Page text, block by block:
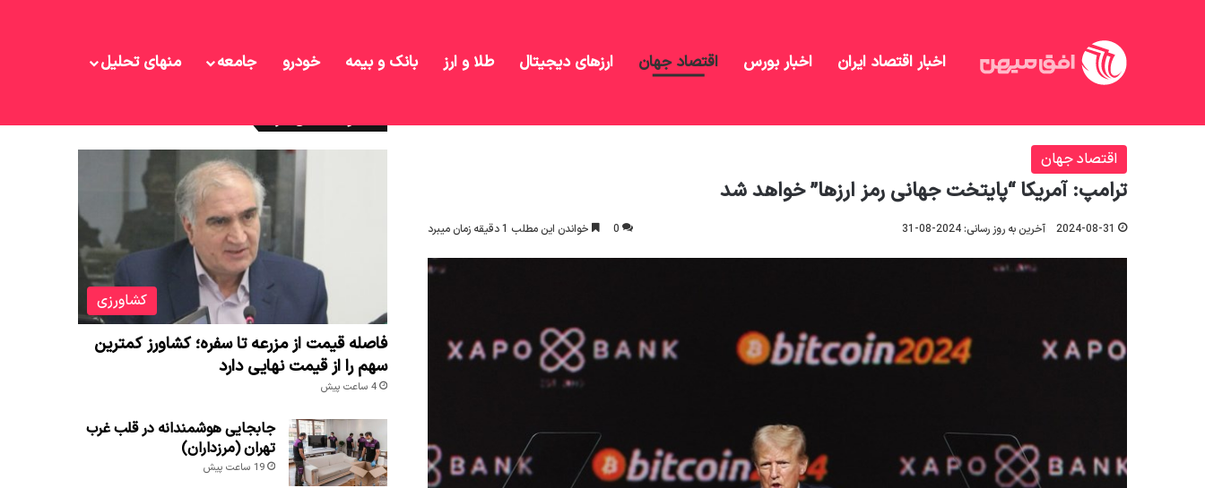
اخبار اقتصاد ایران اخبار بورس اقتصاد جهان ارزهای دیجیتال طلا و ارز بانک و بیمه خودرو جامعه منهای تحلیل
اقتصاد جهان
ترامپ: آمریکا “پایتخت جهانی رمز ارزها” خواهد شد
2024-08-31 آخرین به روز رسانی: 2024-08-31 0 خواندن این مطلب 1 دقیقه زمان میبرد
کشاورزی
فاصله قیمت از مزرعه تا سفره؛ کشاورز کمترین
سهم را از قیمت نهایی دارد
4 ساعت پیش
جابجایی هوشمندانه در قلب غرب
تهران (مرزداران)
19 ساعت پیش